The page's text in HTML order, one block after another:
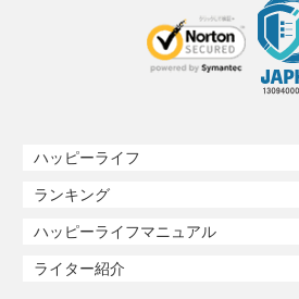
ハッピーライフ
ランキング
ハッピーライフマニュアル
ライター紹介